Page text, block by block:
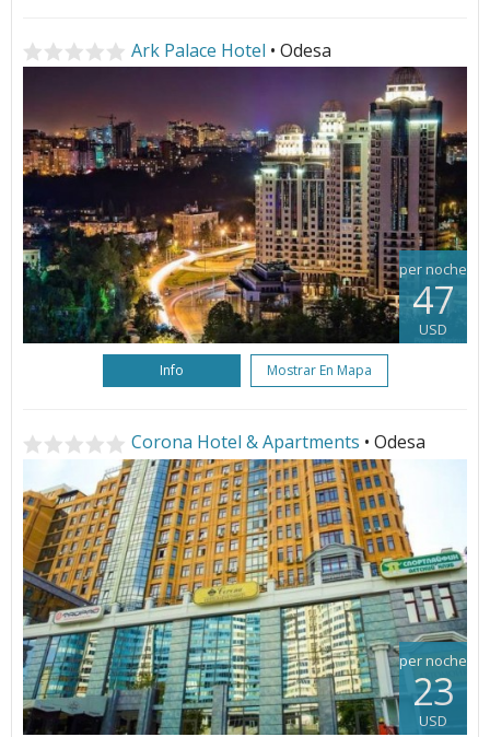
Ark Palace Hotel • Odesa
per noche
47
USD
Info Mostrar En Mapa
Corona Hotel & Apartments • Odesa
per noche
23
USD